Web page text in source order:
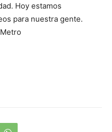
Hoy estamos
para nuestra gente.